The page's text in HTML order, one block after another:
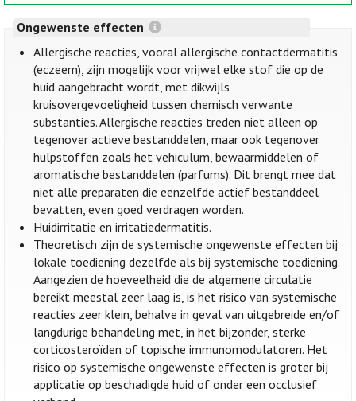
Ongewenste effecten
Allergische reacties, vooral allergische contactdermatitis
(eczeem), zijn mogelijk voor vrijwel elke stof die op de
huid aangebracht wordt, met dikwijls
kruisovergevoeligheid tussen chemisch verwante
substanties. Allergische reacties treden niet alleen op
tegenover actieve bestanddelen, maar ook tegenover
hulpstoffen zoals het vehiculum, bewaarmiddelen of
aromatische bestanddelen (parfums). Dit brengt mee dat
niet alle preparaten die eenzelfde actief bestanddeel
bevatten, even goed verdragen worden.
Huidirritatie en irritatiedermatitis.
Theoretisch zijn de systemische ongewenste effecten bij
lokale toediening dezelfde als bij systemische toediening.
Aangezien de hoeveelheid die de algemene circulatie
bereikt meestal zeer laag is, is het risico van systemische
reacties zeer klein, behalve in geval van uitgebreide en/of
langdurige behandeling met, in het bijzonder, sterke
corticosteroïden of topische immunomodulatoren. Het
risico op systemische ongewenste effecten is groter bij
applicatie op beschadigde huid of onder een occlusief